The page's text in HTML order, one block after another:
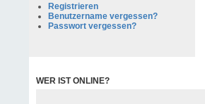
Registrieren
Benutzername vergessen?
Passwort vergessen?
WER IST ONLINE?